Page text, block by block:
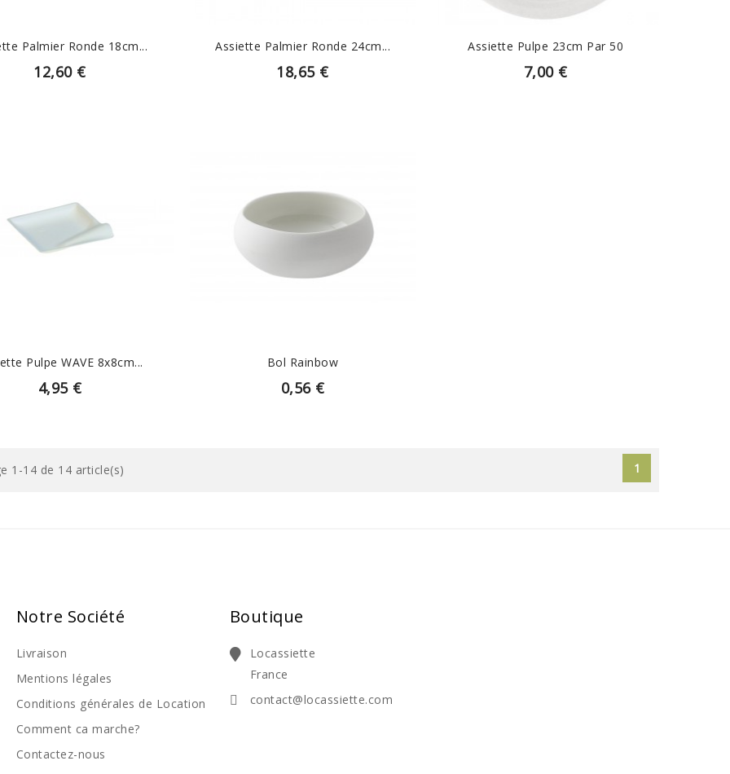
Palmier Ronde 18cm...
12,60 €
Assiette Palmier Ronde 24cm...
18,65 €
Assiette Pulpe 23cm Par 50
7,00 €
EN SAVOIR PLUS
Pulpe WAVE 8x8cm...
4,95 €
EN SAVOIR PLUS
Bol Rainbow
0,56 €
1-14 de 14 article(s) 1
Notre Société
Livraison
Mentions légales
Conditions générales de Location
Comment ca marche?
Contactez-nous
Boutique
Locassiette
France
contact@locassiette.com